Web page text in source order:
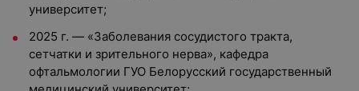
университет;
2025 г. — «Заболевания сосудистого тракта,
сетчатки и зрительного нерва», кафедра
офтальмологии ГУО Белорусский государственный